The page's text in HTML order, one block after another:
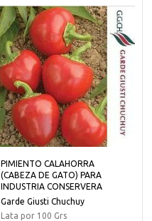
PIMIENTO CALAHORRA
(CABEZA DE GATO) PARA
INDUSTRIA CONSERVERA
Garde Giusti Chuchuy
Lata por 100 Grs